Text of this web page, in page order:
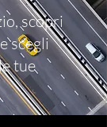
scopri
scegli
tue